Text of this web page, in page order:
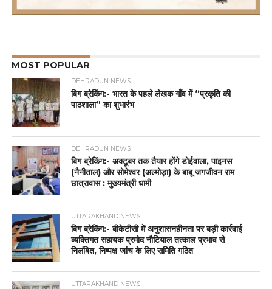
MOST POPULAR
DEHRADUN NEWS
बिग ब्रेकिंग:- भारत के पहले लेखक गाँव में “प्रकृति की
पाठशाला” का शुभारंभ
DEHRADUN NEWS
बिग ब्रेकिंग:- अक्टूबर तक तैयार होंगे डोईवाला, पाइनस
(नैनीताल) और सोमेश्वर (अल्मोड़ा) के बाबू जगजीवन राम
छात्रावास : मुख्यमंत्री धामी
UTTARAKHAND NEWS
बिग ब्रेकिंग:- बीकेटीसी में अनुशासनहीनता पर बड़ी कार्रवाई
व्यक्तिगत सहायक प्रमोद नौटियाल तत्काल प्रभाव से
निलंबित, निष्पक्ष जांच के लिए समिति गठित
UTTARAKHAND NEWS